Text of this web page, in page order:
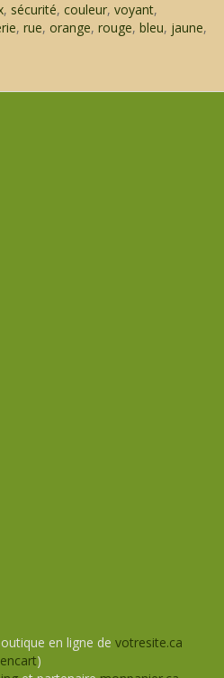
, sécurité, couleur, voyant,
, rue, orange, rouge, bleu, jaune,
en ligne de votresite.ca
)